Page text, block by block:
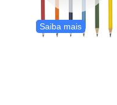
Saiba mais